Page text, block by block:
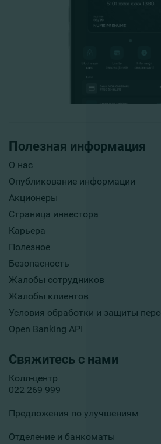
Полезная информация
О нас
Опубликование информации
Акционеры
Страница инвестора
Карьера
Полезное
Безопасность
Жалобы сотрудников
Жалобы клиентов
Условия обработки и защиты
Open Banking API
Свяжитесь с нами
Колл-центр
022 269 999
Предложения по улучшениям
Отделение и банкоматы